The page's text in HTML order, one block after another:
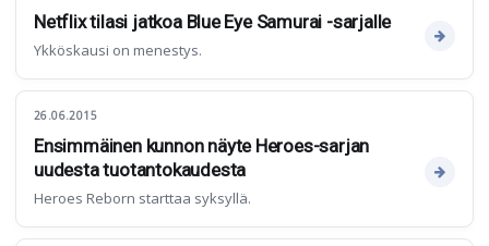
Netflix tilasi jatkoa Blue Eye Samurai -sarjalle
Ykköskausi on menestys.
26.06.2015
Ensimmäinen kunnon näyte Heroes-sarjan
uudesta tuotantokaudesta
Heroes Reborn starttaa syksyllä.